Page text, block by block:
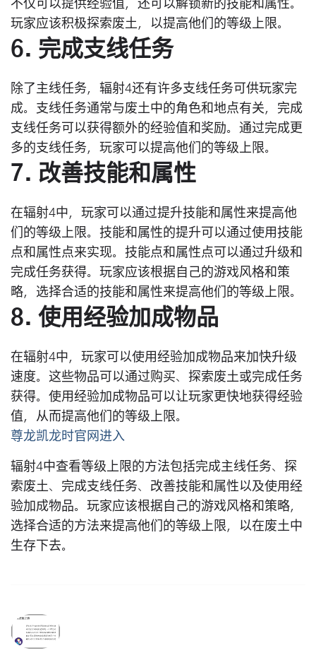
不仅可以提供经验值，还可以解锁新的技能和属性。
玩家应该积极探索废土，以提高他们的等级上限。
6. 完成支线任务
除了主线任务，辐射4还有许多支线任务可供玩家完
成。支线任务通常与废土中的角色和地点有关，完成
支线任务可以获得额外的经验值和奖励。通过完成更
多的支线任务，玩家可以提高他们的等级上限。
7. 改善技能和属性
在辐射4中，玩家可以通过提升技能和属性来提高他
们的等级上限。技能和属性的提升可以通过使用技能
点和属性点来实现。技能点和属性点可以通过升级和
完成任务获得。玩家应该根据自己的游戏风格和策
略，选择合适的技能和属性来提高他们的等级上限。
8. 使用经验加成物品
在辐射4中，玩家可以使用经验加成物品来加快升级
速度。这些物品可以通过购买、探索废土或完成任务
获得。使用经验加成物品可以让玩家更快地获得经验
值，从而提高他们的等级上限。
尊龙凯龙时官网进入
辐射4中查看等级上限的方法包括完成主线任务、探
索废土、完成支线任务、改善技能和属性以及使用经
验加成物品。玩家应该根据自己的游戏风格和策略，
选择合适的方法来提高他们的等级上限，以在废土中
生存下去。